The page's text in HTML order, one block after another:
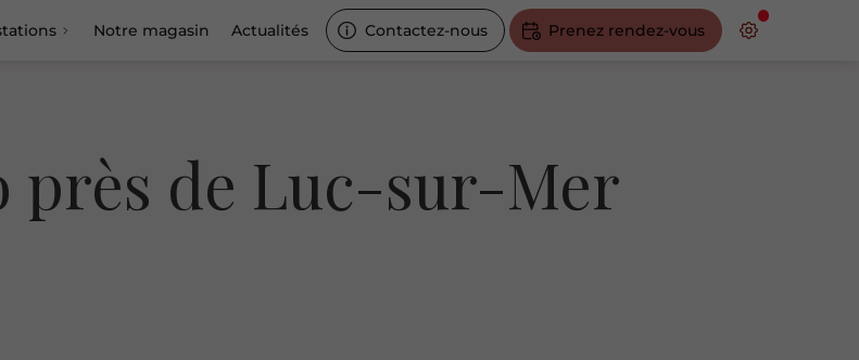
Notre magasin Actualités Contactez-nous Prenez rendez-vous
près de Luc-sur-Mer